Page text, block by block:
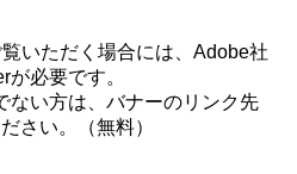
いただく場合には、Adobe社
必要です。
ない方は、バナーのリンク先
さい。（無料）